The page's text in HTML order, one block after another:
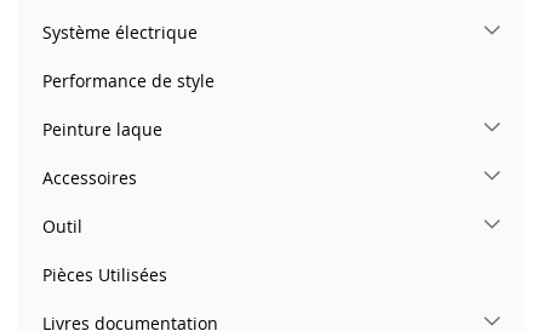
Système électrique
Performance de style
Peinture laque
Accessoires
Outil
Pièces Utilisées
Livres documentation